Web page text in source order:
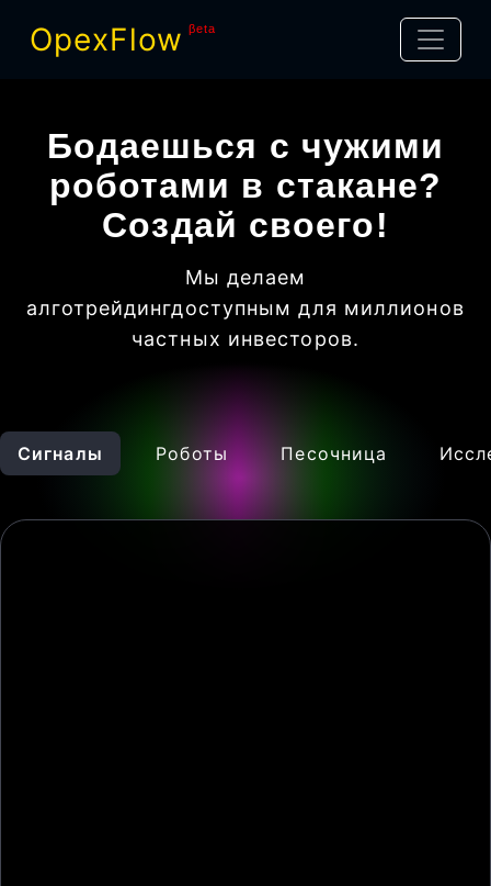
OpexFlow βeta
Бодаешься с чужими
роботами в стакане?
Создай своего!
Мы делаем
алготрейдингдоступным для миллионов
частных инвесторов.
Сигналы Роботы Песочница